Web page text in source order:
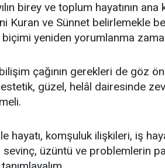
birey ve toplum hayatının ana
Kuran ve Sünnet belirlemekle
yeniden yorumlanma
çağının gerekleri de göz
estetik, güzel, helâl dairesinde
hayatı, komşuluk ilişkileri, iş
sevinç, üzüntü ve problemlerin